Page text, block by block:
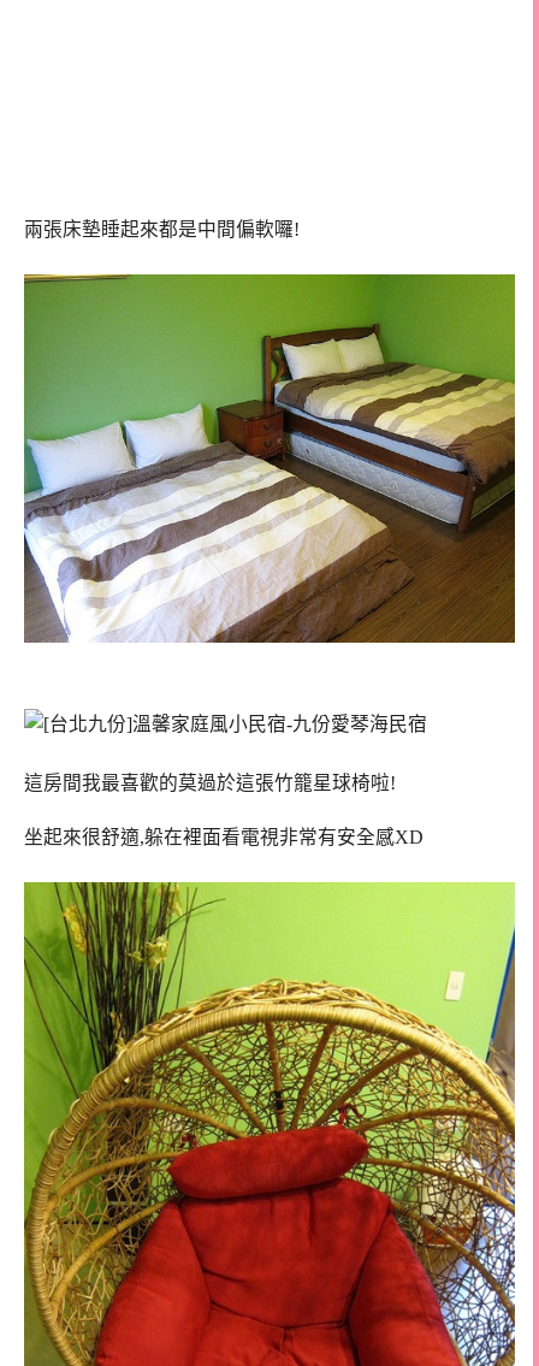
兩張床墊睡起來都是中間偏軟囉!
這房間我最喜歡的莫過於這張竹籠星球椅啦!
坐起來很舒適,躲在裡面看電視非常有安全感XD